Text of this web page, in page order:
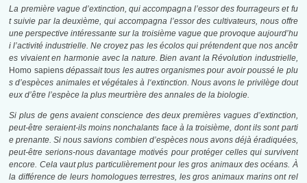
La première vague d’extinction, qui accompagna l’essor des fourrageurs et fu
t suivie par la deuxième, qui accompagna l’essor des cultivateurs, nous offre
une perspective intéressante sur la troisième vague que provoque aujourd’hu
i l’activité industrielle. Ne croyez pas les écolos qui prétendent que nos ancêtr
es vivaient en harmonie avec la nature. Bien avant la Révolution industrielle,
Homo sapiens dépassait tous les autres organismes pour avoir poussé le plu
s d’espèces animales et végétalesà l‘extinction. Nous avons le privilège dout
eux d’être l’espèce la plus meurtrière des annales de la biologie.
Si plus de gens avaient conscience des deux premières vagues d’extinction,
peut-être seraient-ils moins nonchalants face à la troisième, dont ils sont parti
e prenante. Si nous savions combien d’espèces nous avons déjà éradiquées,
peut-être serions-nous davantage motivés pour protéger celles qui survivent
encore. Cela vaut plus particulièrement pour les gros animaux des océans. À
la différence de leurs homologues terrestres, les gros animaux marins ont rel